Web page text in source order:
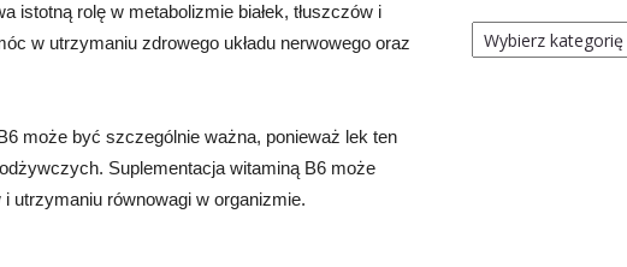
istotną rolę w metabolizmie białek, tłuszczów i
w utrzymaniu zdrowego układu nerwowego oraz
może być szczególnie ważna, ponieważ lek ten
Suplementacja witaminą B6 może
utrzymaniu równowagi w organizmie.
Kategorie